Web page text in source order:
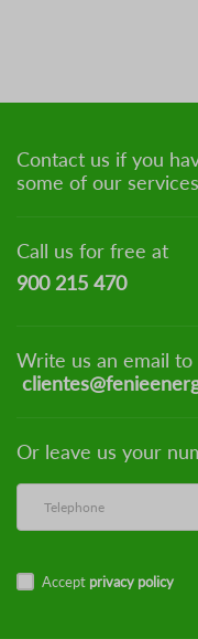
Contact us if you
some of our services
Call us for free at
900 215 470
Write us an email to
Or leave us your
Accept privacy policy